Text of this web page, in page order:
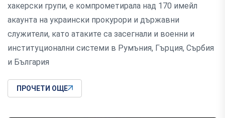
хакерски групи, е компрометирала над 170 имейл
акаунта на украински прокурори и държавни
служители, като атаките са засегнали и военни и
институционални системи в Румъния, Гърция, Сърбия
и България
ПРОЧЕТИ ОЩЕ